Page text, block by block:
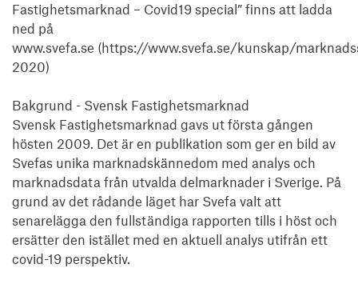
Fastighetsmarknad – Covid19 special” finns att ladda
ned på
www.svefa.se (https://www.svefa.se/kunskap/
2020)
Bakgrund - Svensk Fastighetsmarknad
Svensk Fastighetsmarknad gavs ut första gången
hösten 2009. Det är en publikation som ger en bild av
Svefas unika marknadskännedom med analys och
marknadsdata från utvalda delmarknader i Sverige. På
grund av det rådande läget har Svefa valt att
senarelägga den fullständiga rapporten tills i höst och
ersätter den istället med en aktuell analys utifrån ett
covid-19 perspektiv.